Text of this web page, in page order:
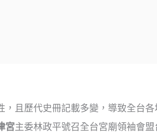
，且歷代史冊記載多變，導致全台
宮主委林政平號召全台宮廟領袖會